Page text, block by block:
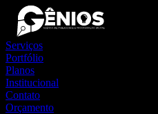
Serviços
Portfólio
Planos
Institucional
Contato
Orçamento